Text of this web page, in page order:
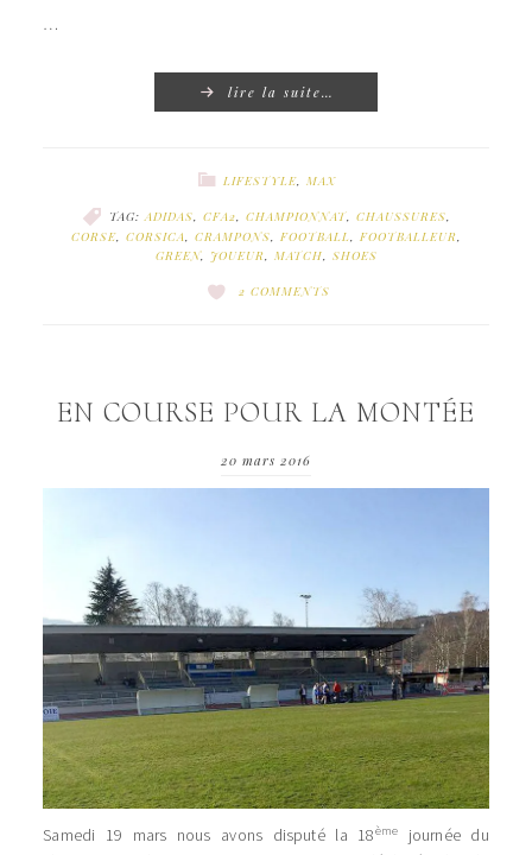
…
lire la suite…
LIFESTYLE MAX
TAG:ADIDAS, CFA2, CHAMPIONNAT, CHAUSSURES,
CORSE, CORSICA, CRAMPONS, FOOTBALL, FOOTBALLEUR,
GREEN, JOUEUR, MATCH, SHOES
2 COMMENTS
EN COURSE POUR LA MONTÉE
20 mars 2016
Samedi 19 mars nous avons disputé la 18ème
journée du